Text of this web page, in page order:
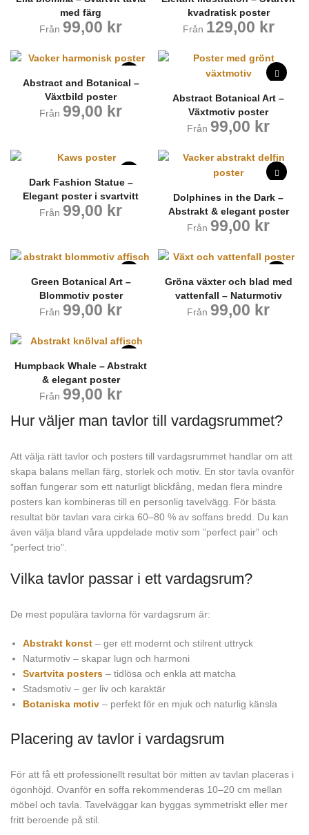
med färg
Från 99,00 kr
kvadratisk poster
Från 129,00 kr
Abstract and Botanical –
Växtbild poster
Från 99,00 kr
Abstract Botanical Art –
Växtmotiv poster
Från 99,00 kr
Dark Fashion Statue –
Elegant poster i svartvitt
Från 99,00 kr
Dolphines in the Dark –
Abstrakt & elegant poster
Från 99,00 kr
Green Botanical Art –
Blommotiv poster
Från 99,00 kr
Gröna växter och blad med
vattenfall – Naturmotiv
Från 99,00 kr
Humpback Whale – Abstrakt
& elegant poster
Från 99,00 kr
Hur väljer man tavlor till vardagsrummet?
Att välja rätt tavlor och posters till vardagsrummet handlar om att
skapa balans mellan färg, storlek och motiv. En stor tavla ovanför
soffan fungerar som ett naturligt blickfång, medan flera mindre
posters kan kombineras till en personlig tavelvägg. För bästa
resultat bör tavlan vara cirka 60–80 % av soffans bredd. Du kan
även välja bland våra uppdelade motiv som ”perfect pair” och
”perfect trio”.
Vilka tavlor passar i ett vardagsrum?
De mest populära tavlorna för vardagsrum är:
Abstrakt konst – ger ett modernt och stilrent uttryck
Naturmotiv – skapar lugn och harmoni
Svartvita posters – tidlösa och enkla att matcha
Stadsmotiv – ger liv och karaktär
Botaniska motiv – perfekt för en mjuk och naturlig känsla
Placering av tavlor i vardagsrum
För att få ett professionellt resultat bör mitten av tavlan placeras i
ögonhöjd. Ovanför en soffa rekommenderas 10–20 cm mellan
möbel och tavla. Tavelväggar kan byggas symmetriskt eller mer
fritt beroende på stil.